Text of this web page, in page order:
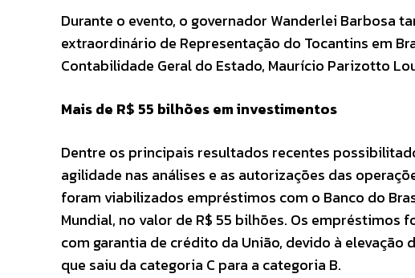
Durante o evento, o governador Wanderlei Barbosa
extraordinário de Representação do Tocantins em
Contabilidade Geral do Estado, Maurício Parizotto
Mais de R$ 55 bilhões em investimentos
Dentre os principais resultados recentes
agilidade nas análises e as autorizações das
foram viabilizados empréstimos com o Banco do
Mundial, no valor de R$ 55 bilhões. Os empréstimos
com garantia de crédito da União, devido à elevação
que saiu da categoria C para a categoria B.